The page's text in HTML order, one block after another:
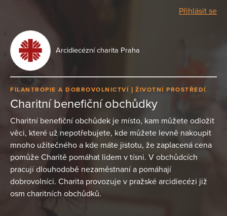
Přihlásit se
Arcidiecézní charita Praha
FILANTROPIE A DOBROVOLNICTVÍ ŽIVOTNÍ PROSTŘEDÍ
Charitní benefiční obchůdky
Charitní benefiční obchůdek je místo, kam můžete odložit
věci, které už nepotřebujete, kde můžete levně nakoupit
mnoho užitečného a kde máte jistotu, že zaplacená cena
pomůže Charitě pomáhat lidem v tísni. V obchůdcích
pracují dlouhodobě nezaměstnaní a pomáhají
dobrovolníci. Charita provozuje v pražské arcidiecézi již
osm charitních obchůdků.